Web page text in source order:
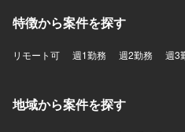
特徴から案件を探す
リモート可 週1勤務 週2勤務 週3
地域から案件を探す